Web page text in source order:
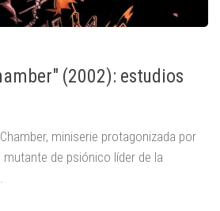
(2002): estudios
miniserie protagonizada por
de psiónico líder de la